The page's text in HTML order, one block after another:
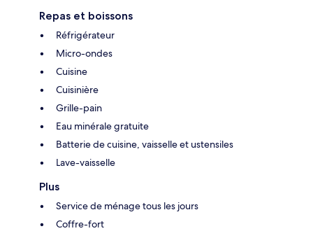
Repas et boissons
Réfrigérateur
Micro-ondes
Cuisine
Cuisinière
Grille-pain
Eau minérale gratuite
Batterie de cuisine, vaisselle et ustensiles
Lave-vaisselle
Plus
Service de ménage tous les jours
Coffre-fort